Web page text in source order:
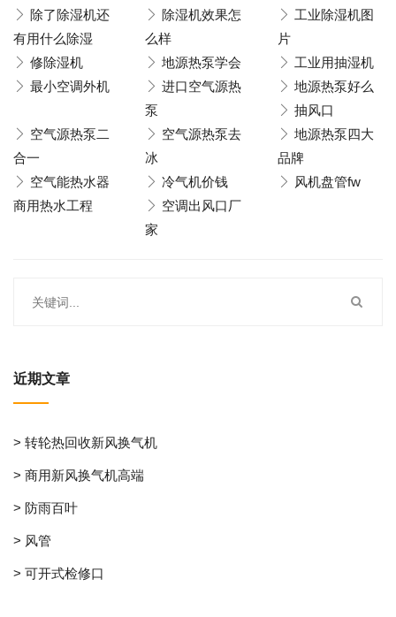
除了除湿机还
有用什么除湿
除湿机效果怎
么样
工业除湿机图
片
修除湿机
地源热泵学会
工业用抽湿机
最小空调外机
进口空气源热
泵
地源热泵好么
抽风口
空气源热泵二
合一
空气源热泵去
冰
地源热泵四大
品牌
空气能热水器
商用热水工程
冷气机价钱
风机盘管fw
空调出风口厂
家
近期文章
> 转轮热回收新风换气机
> 商用新风换气机高端
> 防雨百叶
> 风管
> 可开式检修口